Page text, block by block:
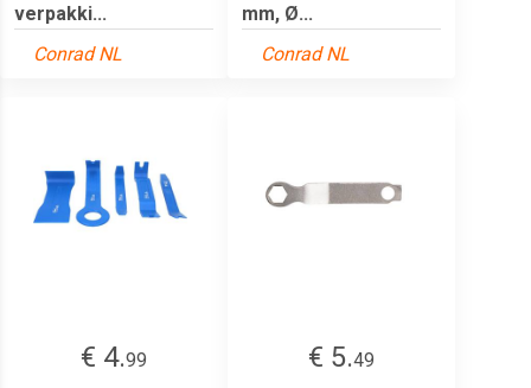
verpakki...
Conrad NL
mm, Ø...
Conrad NL
€ 4.99 € 5.49